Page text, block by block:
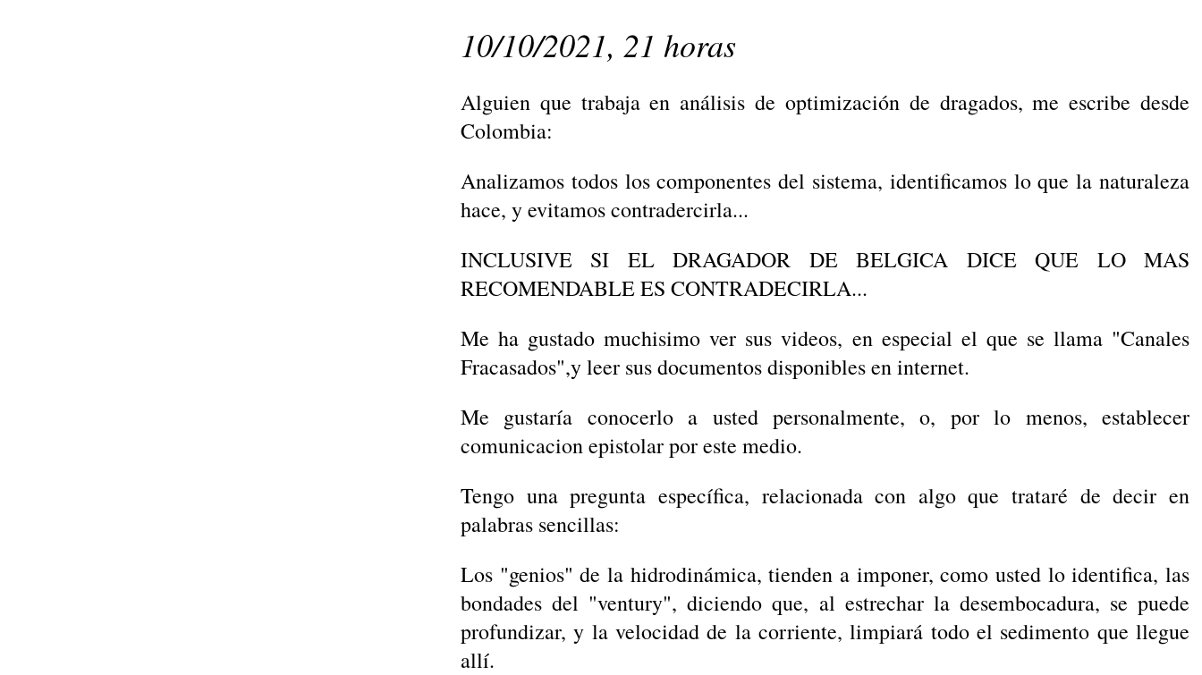
10/10/2021, 21 horas
Alguien que trabaja en análisis de optimización de dragados, me escribe desde
Colombia:
Analizamos todos los componentes del sistema, identificamos lo que la naturaleza
hace, y evitamos contradercirla...
INCLUSIVE SI EL DRAGADOR DE BELGICA DICE QUE LO MAS
RECOMENDABLE ES CONTRADECIRLA...
Me ha gustado muchisimo ver sus videos, en especial el que se llama "Canales
Fracasados",y leer sus documentos disponibles en internet.
Me gustaría conocerlo a usted personalmente, o, por lo menos, establecer
comunicacion epistolar por este medio.
Tengo una pregunta específica, relacionada con algo que trataré de decir en
palabras sencillas:
Los "genios" de la hidrodinámica, tienden a imponer, como usted lo identifica, las
bondades del "ventury", diciendo que, al estrechar la desembocadura, se puede
profundizar, y la velocidad de la corriente, limpiará todo el sedimento que llegue
allí.